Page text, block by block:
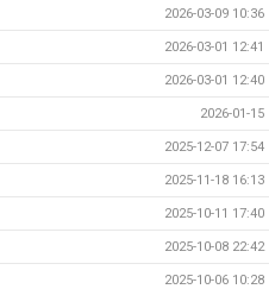
2026-03-09 10:36
2026-03-01 12:41
2026-03-01 12:40
2026-01-15
2025-12-07 17:54
2025-11-18 16:13
2025-10-11 17:40
2025-10-08 22:42
2025-10-06 10:28